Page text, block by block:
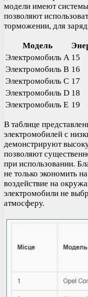
модели имеют
позволяют
торможении, для
Модель
Электромобиль А 15
Электромобиль В 16
Электромобиль С 17
Электромобиль D 18
Электромобиль Е 19
В таблице
электромобилей с
демонстрируют
позволяют
при использовании.
не только экономить
воздействие на
электромобили не
атмосферу.